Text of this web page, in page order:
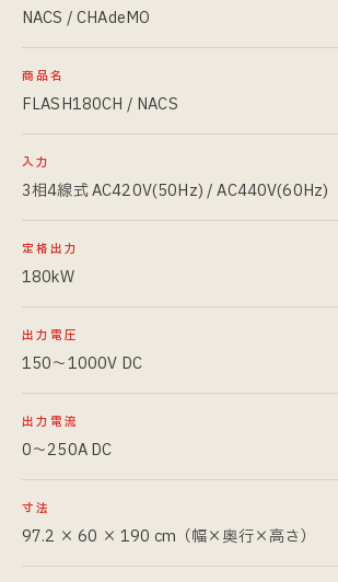
NACS / CHAdeMO
商品名
FLASH180CH / NACS
入力
3相4線式 AC420V(50Hz) / AC440V(60Hz)
定格出力
180kW
出力電圧
150〜1000V DC
出力電流
0〜250A DC
寸法
97.2 × 60 × 190 cm（幅×奥行×高さ）